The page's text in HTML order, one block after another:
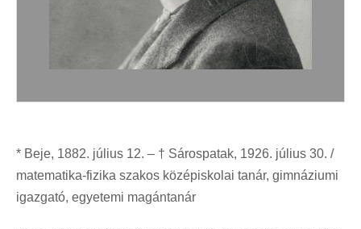
* Beje, 1882. július 12. – † Sárospatak, 1926. július 30. /
matematika-fizika szakos középiskolai tanár, gimnáziumi
igazgató, egyetemi magántanár